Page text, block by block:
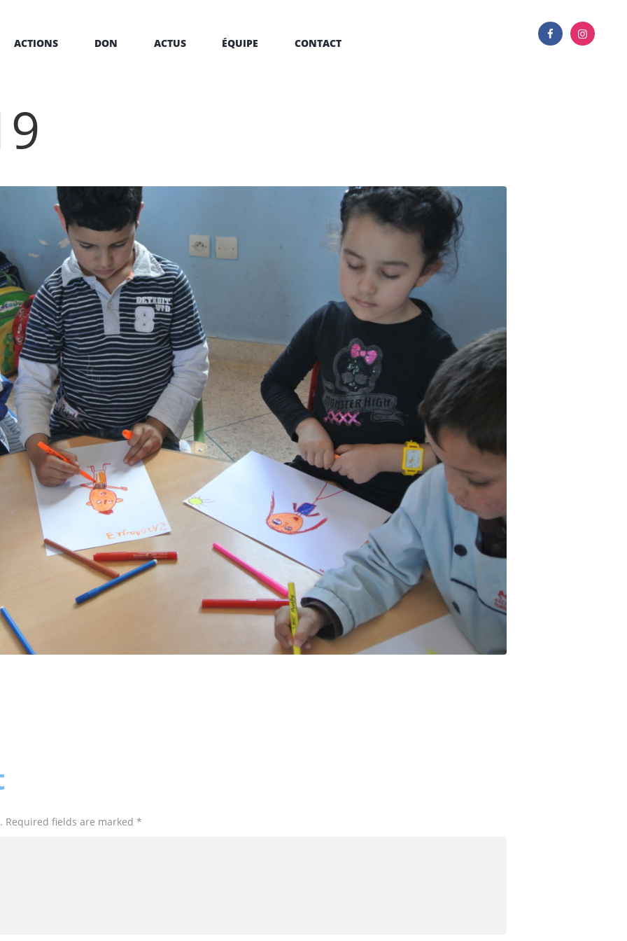
ACTIONS DON ACTUS ÉQUIPE CONTACT
fields are marked *